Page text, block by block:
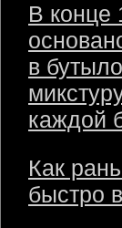
В конце
в
каждой
Как
быстро